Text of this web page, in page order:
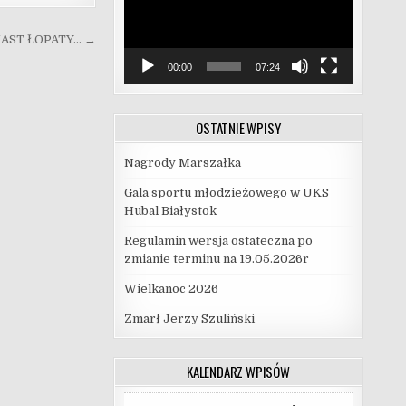
ŁOPATY… →
00:00 07:24
OSTATNIE WPISY
Nagrody Marszałka
Gala sportu młodzieżowego w UKS
Hubal Białystok
Regulamin wersja ostateczna po
zmianie terminu na 19.05.2026r
Wielkanoc 2026
Zmarł Jerzy Szuliński
KALENDARZ WPISÓW